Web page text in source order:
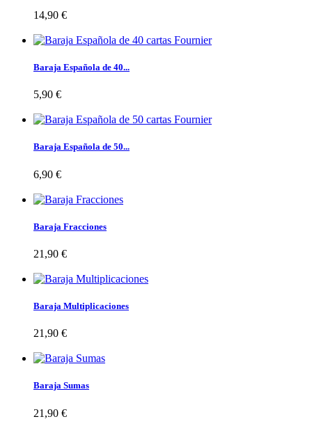
14,90 €
Baraja Española de 40...
5,90 €
Baraja Española de 50...
6,90 €
Baraja Fracciones
21,90 €
Baraja Multiplicaciones
21,90 €
Baraja Sumas
21,90 €